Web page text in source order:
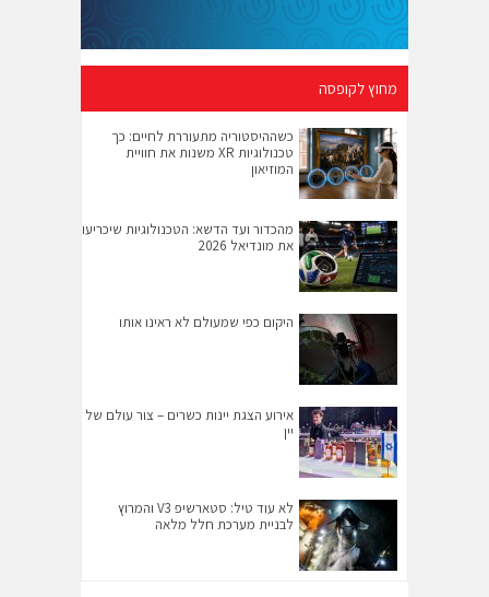
מחוץ לקופסה
כשההיסטוריה מתעוררת לחיים: כך
טכנולוגיות XR משנות את חוויית
המוזיאון
מהכדור ועד הדשא: הטכנולוגיות שיכריעו
את מונדיאל 2026
היקום כפי שמעולם לא ראינו אותו
אירוע הצגת יינות כשרים – צור עולם של
יין
לא עוד טיל: סטארשיפ V3 והמרוץ
לבניית מערכת חלל מלאה